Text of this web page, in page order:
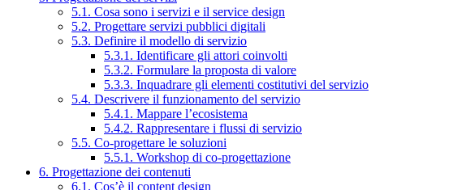
5.1. Cosa sono i servizi e il service design
5.2. Progettare servizi pubblici digitali
5.3. Definire il modello di servizio
5.3.1. Identificare gli attori coinvolti
5.3.2. Formulare la proposta di valore
5.3.3. Inquadrare gli elementi costitutivi del servizio
5.4. Descrivere il funzionamento del servizio
5.4.1. Mappare l’ecosistema
5.4.2. Rappresentare i flussi di servizio
5.5. Co-progettare le soluzioni
5.5.1. Workshop di co-progettazione
6. Progettazione dei contenuti
6.1. Cos’è il content design